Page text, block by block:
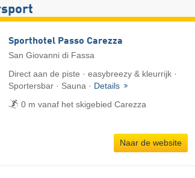
Sporthotel Passo Carezza
San Giovanni di Fassa
Direct aan de piste · easybreezy & kleurrijk ·
Sportersbar · Sauna · Details
0 m vanaf het skigebied Carezza
Naar de website